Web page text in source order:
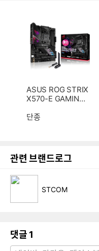
ASUS ROG STRIX
X570-E GAMING
단종
관련 브랜드로그
STCOM
댓글 1